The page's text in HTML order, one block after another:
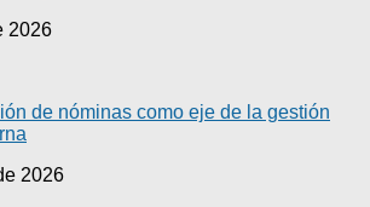
2026
de nóminas como eje de la gestión
2026